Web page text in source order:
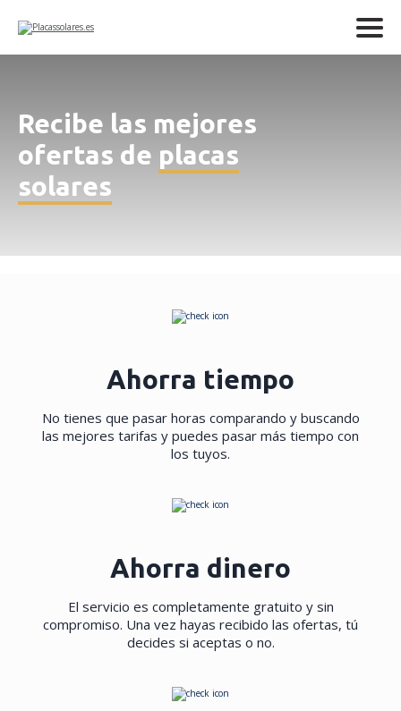
Recibe las mejores
ofertas de placas
solares
Ahorra tiempo
No tienes que pasar horas comparando y buscando
las mejores tarifas y puedes pasar más tiempo con
los tuyos.
Ahorra dinero
El servicio es completamente gratuito y sin
compromiso. Una vez hayas recibido las ofertas, tú
decides si aceptas o no.